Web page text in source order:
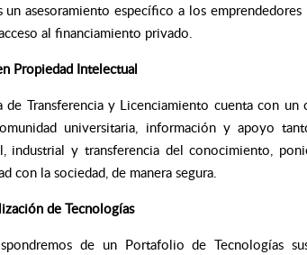
un asesoramiento específico a los
al financiamiento privado.
Propiedad Intelectual
de Transferencia y Licenciamiento cuenta con
universitaria, información y apoyo
industrial y transferencia del conocimiento,
con la sociedad, de manera segura.
de Tecnologías
de un Portafolio de Tecnologías